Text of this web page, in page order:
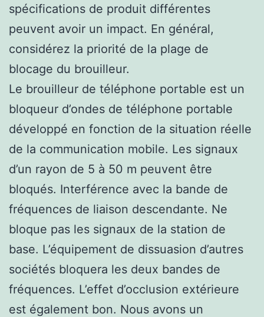
spécifications de produit différentes
peuvent avoir un impact. En général,
considérez la priorité de la plage de
blocage du brouilleur.
Le brouilleur de téléphone portable est un
bloqueur d’ondes de téléphone portable
développé en fonction de la situation réelle
de la communication mobile. Les signaux
d’un rayon de 5 à 50 m peuvent être
bloqués. Interférence avec la bande de
fréquences de liaison descendante. Ne
bloque pas les signaux de la station de
base. L’équipement de dissuasion d’autres
sociétés bloquera les deux bandes de
fréquences. L’effet d’occlusion extérieure
est également bon. Nous avons un